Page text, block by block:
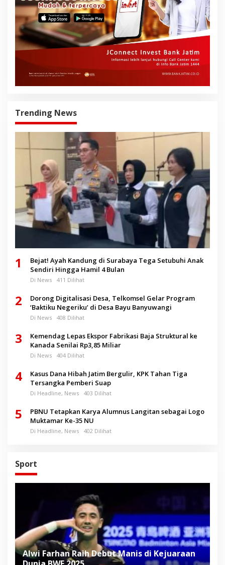
Trending News
1
Bejat! Ayah Kandung di Surabaya Tega Setubuhi Anak
Sendiri Hingga Hamil 4 Bulan
Di News 411 Dilihat
2
Dorong Digitalisasi Desa, Telkomsel Gelar Program
‘Baktiku Negeriku’ di Desa Bayu Banyuwangi
Di News 408 Dilihat
3
Kemendag Lepas Ekspor Fabrikasi Baja Struktural ke
Kanada Senilai Rp3,85 Miliar
Di News 404 Dilihat
4
Kasus Dana Hibah Jatim Bergulir, KPK Tahan Tiga
Tersangka Pemberi Suap
Di Headline, News 403 Dilihat
5
PBNU Tetapkan Karya Alumnus Langitan sebagai Logo
Muktamar Ke-35 NU
Di Headline, News 402 Dilihat
Sport
Alwi Farhan Raih Debut Manis di Kejuaraan